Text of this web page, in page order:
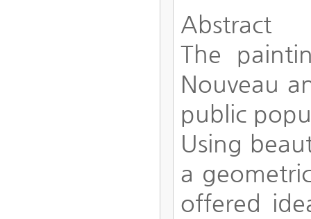
Abstract
The
Nouveau
public
Using
a
offered